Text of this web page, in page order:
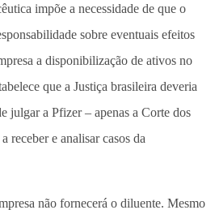
impõe a necessidade de que o
sobre eventuais efeitos
a disponibilização de ativos no
que a Justiça brasileira deveria
julgar a Pfizer – apenas a Corte dos
receber e analisar casos da
não fornecerá o diluente. Mesmo